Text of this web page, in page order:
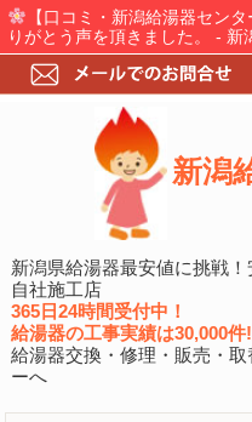
【口コミ・新潟給湯器セン
りがとう声を頂きました。 -
新潟
新潟県給湯器最安値に挑戦
自社施工店
365日24時間受付中！
給湯器の工事実績は30,000
給湯器交換・修理・販売・
ーへ